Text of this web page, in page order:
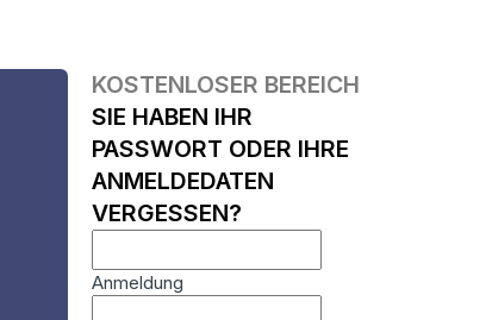
KOSTENLOSER BEREICH
SIE HABEN IHR
PASSWORT ODER IHRE
ANMELDEDATEN
VERGESSEN?
Anmeldung